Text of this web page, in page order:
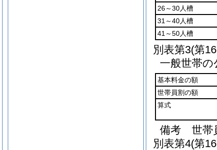
26～30人槽
31～40人槽
41～50人槽
別表第3(第
一般世帯
基本料金の額
世帯員割の額
算式
備考 世帯
別表第4(第